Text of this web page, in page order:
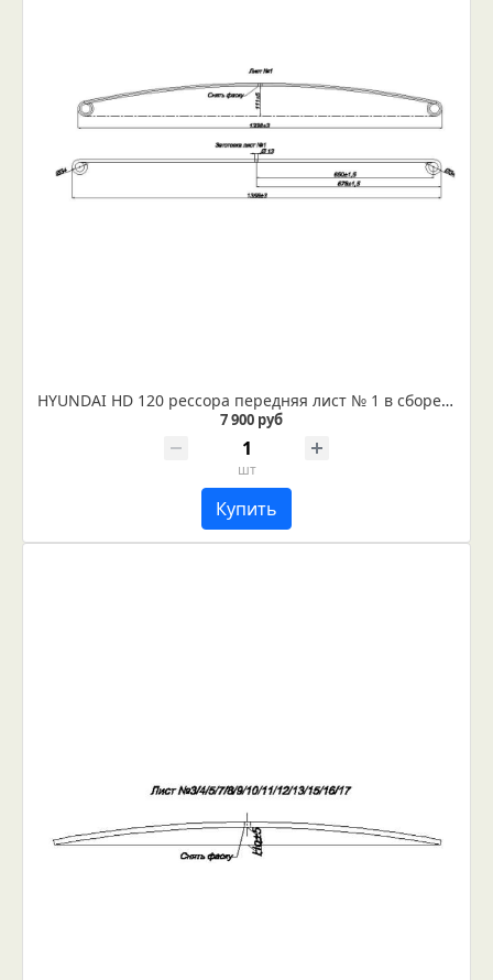
HYUNDAI HD 120 рессора передняя лист № 1 в сборе (Арт. IR 06-09-01в)
7 900 руб
шт
Купить